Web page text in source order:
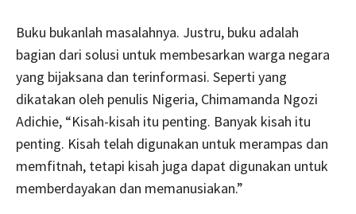
Buku bukanlah masalahnya. Justru, buku adalah
bagian dari solusi untuk membesarkan warga negara
yang bijaksana dan terinformasi. Seperti yang
dikatakan oleh penulis Nigeria, Chimamanda Ngozi
Adichie, “Kisah-kisah itu penting. Banyak kisah itu
penting. Kisah telah digunakan untuk merampas dan
memfitnah, tetapi kisah juga dapat digunakan untuk
memberdayakan dan memanusiakan.”